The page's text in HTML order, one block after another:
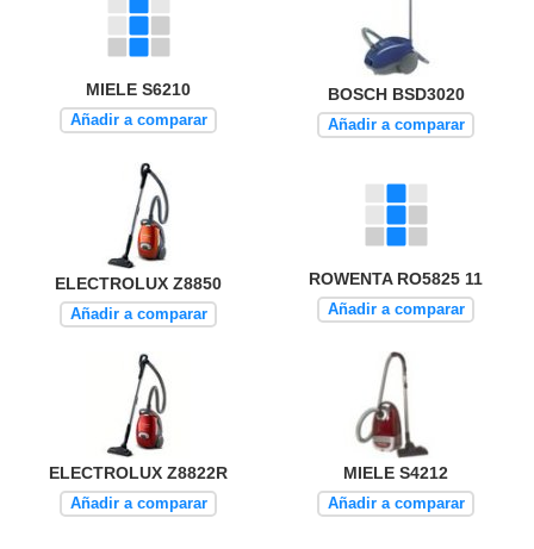
MIELE S6210
Añadir a comparar
BOSCH BSD3020
Añadir a comparar
ELECTROLUX Z8850
Añadir a comparar
ROWENTA RO5825 11
Añadir a comparar
ELECTROLUX Z8822R
Añadir a comparar
MIELE S4212
Añadir a comparar